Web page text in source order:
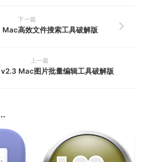
下一篇
Mac高效文件搜索工具破解版
上一篇
Mac图片批量编辑工具破解版